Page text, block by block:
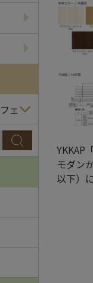
YKKAP
モダン
以下）